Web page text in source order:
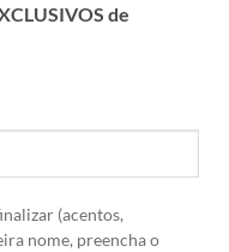
de
(acentos,
nome, preencha o